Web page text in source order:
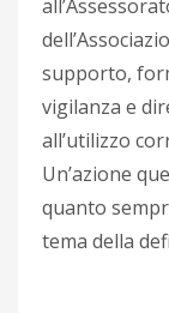
supporto,
vigilanza e
all’utilizzo
Un’azione
quanto
tema della